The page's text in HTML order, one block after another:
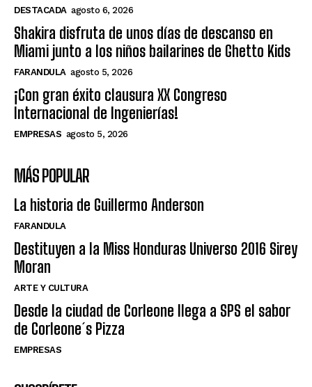
DESTACADA agosto 6, 2026
Shakira disfruta de unos días de descanso en
Miami junto a los niños bailarines de Ghetto Kids
FARANDULA agosto 5, 2026
¡Con gran éxito clausura XX Congreso
Internacional de Ingenierías!
EMPRESAS agosto 5, 2026
MÁS POPULAR
La historia de Guillermo Anderson
FARANDULA
Destituyen a la Miss Honduras Universo 2016 Sirey
Moran
ARTE Y CULTURA
Desde la ciudad de Corleone llega a SPS el sabor
de Corleone´s Pizza
EMPRESAS